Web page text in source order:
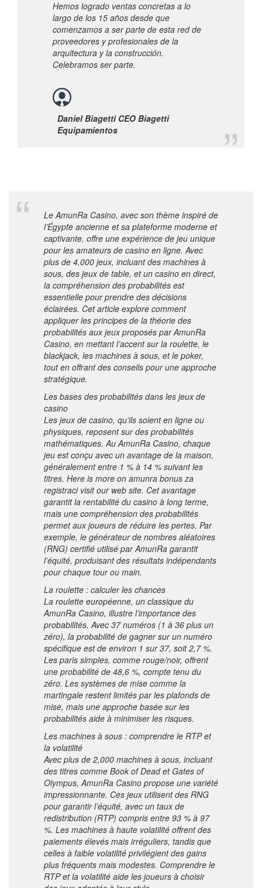
Hemos logrado ventas concretas a lo
largo de los 15 años desde que
comenzamos a ser parte de esta red de
proveedores y profesionales de la
arquitectura y la construcción.
Celebramos ser parte.
Daniel Biagetti CEO Biagetti
Equipamientos
Le AmunRa Casino, avec son thème inspiré de
l’Égypte ancienne et sa plateforme moderne et
captivante, offre une expérience de jeu unique
pour les amateurs de casino en ligne. Avec
plus de 4,000 jeux, incluant des machines à
sous, des jeux de table, et un casino en direct,
la compréhension des probabilités est
essentielle pour prendre des décisions
éclairées. Cet article explore comment
appliquer les principes de la théorie des
probabilités aux jeux proposés par AmunRa
Casino, en mettant l’accent sur la roulette, le
blackjack, les machines à sous, et le poker,
tout en offrant des conseils pour une approche
stratégique.
Les bases des probabilités dans les jeux de
casino
Les jeux de casino, qu’ils soient en ligne ou
physiques, reposent sur des probabilités
mathématiques. Au AmunRa Casino, chaque
jeu est conçu avec un avantage de la maison,
généralement entre 1 % à 14 % suivant les
titres. Here is more on amunra bonus za
registracivisit our web site. Cet avantage
garantit la rentabilité du casino à long terme,
mais une compréhension des probabilités
permet aux joueurs de réduire les pertes. Par
exemple, le générateur de nombres aléatoires
(RNG) certifié utilisé par AmunRa garantit
l’équité, produisant des résultats indépendants
pour chaque tour ou main.
La roulette : calculer les chances
La roulette européenne, un classique du
AmunRa Casino, illustre l’importance des
probabilités. Avec 37 numéros (1 à 36 plus un
zéro), la probabilité de gagner sur un numéro
spécifique est de environ 1 sur 37, soit 2,7 %.
Les paris simples, comme rouge/noir, offrent
une probabilité de 48,6 %, compte tenu du
zéro. Les systèmes de mise comme la
martingale restent limités par les plafonds de
mise, mais une approche basée sur les
probabilités aide à minimiser les risques.
Les machines à sous : comprendre le RTP et
la volatilité
Avec plus de 2,000 machines à sous, incluant
des titres comme Book of Dead et Gates of
Olympus, AmunRa Casino propose une variété
impressionnante. Ces jeux utilisent des RNG
pour garantir l’équité, avec un taux de
redistribution (RTP) compris entre 93 % à 97
%. Les machines à haute volatilité offrent des
paiements élevés mais irréguliers, tandis que
celles à faible volatilité privilégient des gains
plus fréquents mais modestes. Comprendre le
RTP et la volatilité aide les joueurs à choisir